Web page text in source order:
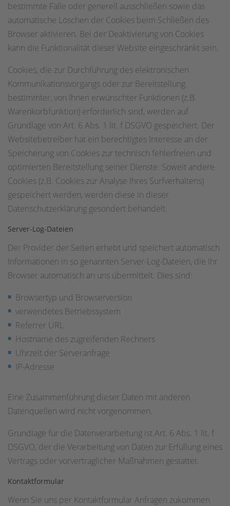
bestimmte Fälle oder generell ausschließen sowie das
automatische Löschen der Cookies beim Schließen des
Browser aktivieren. Bei der Deaktivierung von Cookies
kann die Funktionalität dieser Website eingeschränkt sein.
Cookies, die zur Durchführung des elektronischen
Kommunikationsvorgangs oder zur Bereitstellung
bestimmter, von Ihnen erwünschter Funktionen (z.B.
Warenkorbfunktion) erforderlich sind, werden auf
Grundlage von Art. 6 Abs. 1 lit. f DSGVO gespeichert. Der
Websitebetreiber hat ein berechtigtes Interesse an der
Speicherung von Cookies zur technisch fehlerfreien und
optimierten Bereitstellung seiner Dienste. Soweit andere
Cookies (z.B. Cookies zur Analyse Ihres Surfverhaltens)
gespeichert werden, werden diese in dieser
Datenschutzerklärung gesondert behandelt.
Server-Log-Dateien
Der Provider der Seiten erhebt und speichert automatisch
Informationen in so genannten Server-Log-Dateien, die Ihr
Browser automatisch an uns übermittelt. Dies sind:
Browsertyp und Browserversion
verwendetes Betriebssystem
Referrer URL
Hostname des zugreifenden Rechners
Uhrzeit der Serveranfrage
IP-Adresse
Eine Zusammenführung dieser Daten mit anderen
Datenquellen wird nicht vorgenommen.
Grundlage für die Datenverarbeitung ist Art. 6 Abs. 1 lit. f
DSGVO, der die Verarbeitung von Daten zur Erfüllung eines
Vertrags oder vorvertraglicher Maßnahmen gestattet.
Kontaktformular
Wenn Sie uns per Kontaktformular Anfragen zukommen